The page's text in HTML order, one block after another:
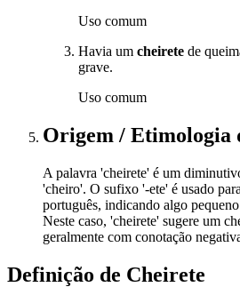
Uso comum
Havia um cheirete de
grave.
Uso comum
Origem / Etimologia
A palavra 'cheirete' é um
'cheiro'. O sufixo '-ete' é usado
português, indicando algo
Neste caso, 'cheirete' sugere um
geralmente com conotação
Definição de Cheirete